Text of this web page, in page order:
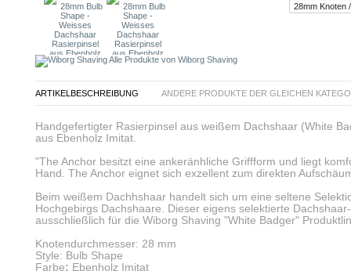
Alle Produkte von Wiborg Shaving
ARTIKELBESCHREIBUNG ANDERE PRODUKTE DER GLEICHEN
Handgefertigter Rasierpinsel aus weißem Dachshaar (White
aus Ebenholz Imitat.
"The Anchor besitzt eine ankeränhliche Griffform und liegt
Hand. The Anchor eignet sich exzellent zum direkten
Beim weißem Dachhshaar handelt sich um eine seltene
Hochgebirgs Dachshaare. Dieser eigens selektierte
ausschließlich für die Wiborg Shaving "White Badger"
Knotendurchmesser: 28 mm
Style: Bulb Shape
Farbe: Ebenholz Imitat